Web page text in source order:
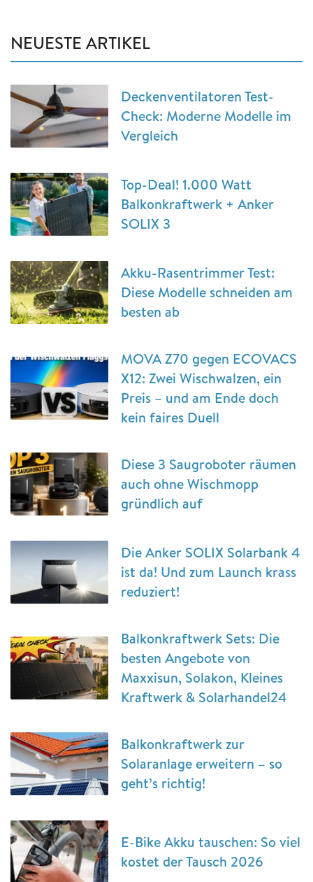
NEUESTE ARTIKEL
Deckenventilatoren Test-
Check: Moderne Modelle im
Vergleich
Top-Deal! 1.000 Watt
Balkonkraftwerk + Anker
SOLIX 3
Akku-Rasentrimmer Test:
Diese Modelle schneiden am
besten ab
MOVA Z70 gegen ECOVACS
X12: Zwei Wischwalzen, ein
Preis – und am Ende doch
kein faires Duell
Diese 3 Saugroboter räumen
auch ohne Wischmopp
gründlich auf
Die Anker SOLIX Solarbank 4
ist da! Und zum Launch krass
reduziert!
Balkonkraftwerk Sets: Die
besten Angebote von
Maxxisun, Solakon, Kleines
Kraftwerk & Solarhandel24
Balkonkraftwerk zur
Solaranlage erweitern – so
geht’s richtig!
E-Bike Akku tauschen: So viel
kostet der Tausch 2026